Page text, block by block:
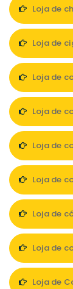
Loja de
Loja de
Loja de
Loja de
Loja de
Loja de
Loja de
Loja de
Loja de